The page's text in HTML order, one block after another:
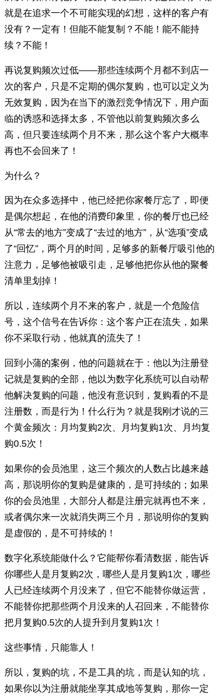
就是在追求一个不可能实现的幻想，这样的客户有
没有？一定有！但能不能复制？不能！能不能持
续？不能！
再说复购频次过低——那些连续两个月都不到店一
次的客户，只是不定期的偶尔复购，也可以定义为
无效复购，因为在当下的激烈竞争情况下，用户面
临的诱惑和选择太多，不管他以前复购频次多么
高，但只要连续两个月不来，那么这个客户大概率
再也不会回来了！
为什么？
因为在众多选择中，他已经把你家餐厅忘了，即便
是偶尔想起，在他的消费印象里，你的餐厅也已经
从“常去的地方”变成了“去过的地方”，从“选项”变成
了“回忆”，两个月的时间，足够多的新餐厅吸引他的
注意力，足够他被吸引走，足够他把你从他的聚餐
清单里划掉！
所以，连续两个月不来的客户，就是一个危险信
号，这个信号在告诉你：这个客户正在流失，如果
你不采取行动，他就真的流失了！
回到小蒲的案例，他的问题就在于：他以为注册登
记就是复购的全部，他以为数字化系统可以自动帮
他解决复购的问题，他没有意识到，复购看的不是
注册数，而是行为！什么行为？就是我刚才说的三
个黄金频次：月均复购2次、月均复购1次、月均复
购0.5次！
如果你的会员池里，这三个频次的人数占比越来越
高，那说明你的复购是健康的，是可持续的；如果
你的会员池里，大部分人都是注册完就再也不来，
或者偶尔来一次就消失两三个月，那说明你的复购
是虚假的，是不可持续的！
数字化系统能做什么？它能帮你看清数据，能告诉
你哪些人是月复购2次，哪些人是月复购1次，哪些
人已经连续两个月没来了，但它不能替你做运营，
不能替你把那些两个月没来的人召回来，不能替你
把月复购0.5次的人提升到月复购1次！
这些事情，只能靠人！
所以，复购的坑，不是工具的坑，而是认知的坑，
如果你以为注册就能坐享其成地等复购，那你一定